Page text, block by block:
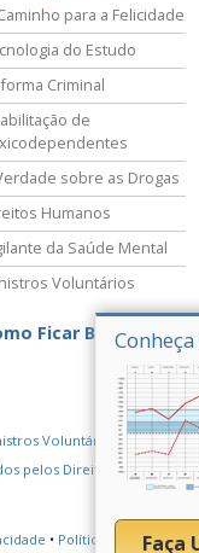
Faça
para a Felicidade
do Estudo
Criminal
de
sobre as Drogas
Humanos
da Saúde Mental
Voluntários
Ficar Bem
Voluntários de
pelos Direitos Humanos
• Política de Cookies•